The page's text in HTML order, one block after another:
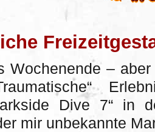
Wochenende –
Dive 7“ in
mir unbekannte